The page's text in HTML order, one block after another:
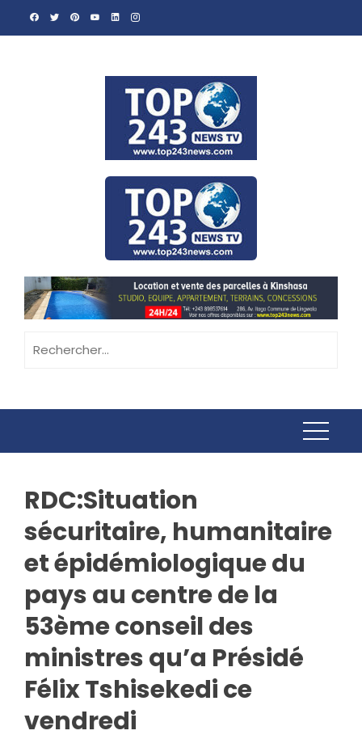
RDC:Situation
sécuritaire, humanitaire
et épidémiologique du
pays au centre de la
53ème conseil des
ministres qu’a Présidé
Félix Tshisekedi ce
vendredi